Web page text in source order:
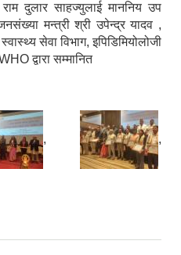
दुलार साहज्युलाई माननिय उप
मन्त्री श्री उपेन्द्र यादव ,
सेवा विभाग, इपिडिमियोलोजी
द्वारा सम्मानित
, ,